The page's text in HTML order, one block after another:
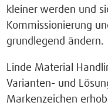
kleiner werden und
Kommissionierung
grundlegend ändern.
Linde Material
Varianten- und
Markenzeichen